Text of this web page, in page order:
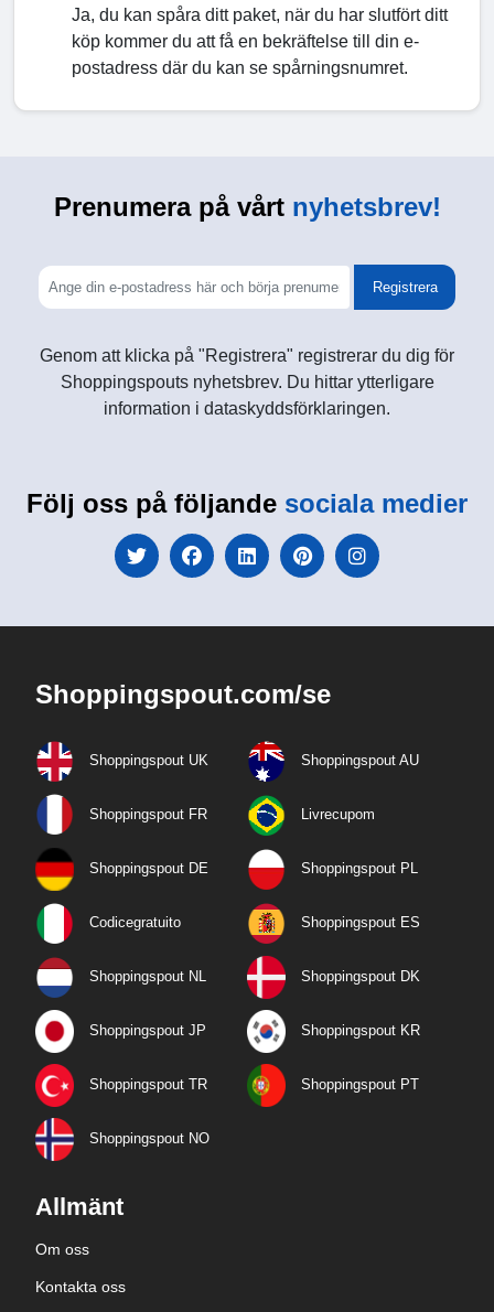
Ja, du kan spåra ditt paket, när du har slutfört ditt
köp kommer du att få en bekräftelse till din e-
postadress där du kan se spårningsnumret.
Prenumera på vårtnyhetsbrev!
Registrera
Genom att klicka på "Registrera" registrerar du dig för
Shoppingspouts nyhetsbrev. Du hittar ytterligare
information i dataskyddsförklaringen.
Följ oss på följande sociala medier
Shoppingspout.com/se
Shoppingspout UK Shoppingspout AU
Shoppingspout FR Livrecupom
Shoppingspout DE Shoppingspout PL
Codicegratuito Shoppingspout ES
Shoppingspout NL Shoppingspout DK
Shoppingspout JP Shoppingspout KR
Shoppingspout TR Shoppingspout PT
Shoppingspout NO
Allmänt
Om oss
Kontakta oss